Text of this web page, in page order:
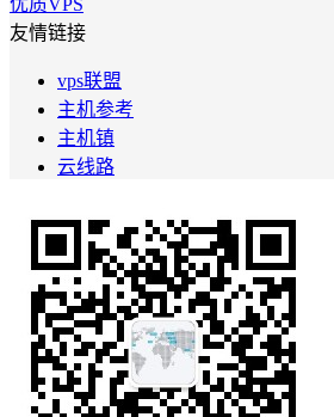
优质VPS
友情链接
vps联盟
主机参考
主机镇
云线路